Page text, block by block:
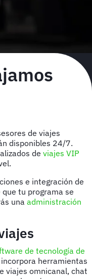
de viajes
disponibles 24/7.
de viajes VIP
e integración de
tu programa se
una administración
de tecnología de
herramientas
viajes omnicanal, chat